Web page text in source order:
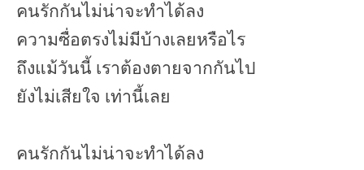
คนรักกันไม่น่าจะทำได้ลง
ความซื่อตรงไม่มีบ้างเลยหรือไร
ถึงแม้วันนี้ เราต้องตายจากกันไป
ยังไม่เสียใจ เท่านี้เลย
คนรักกันไม่น่าจะทำได้ลง